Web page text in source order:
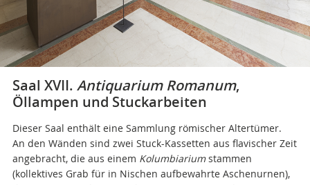
+39 06 69883332
musei@scv.va
Saal XVII. Antiquarium Romanum,
Öllampen und Stuckarbeiten
Dieser Saal enthält eine Sammlung römischer Altertümer.
An den Wänden sind zwei Stuck-Kassetten aus flavischer Zeit
angebracht, die aus einem Kolumbiariumstammen
(kollektives Grab für in Nischen aufbewahrte Aschenurnen),